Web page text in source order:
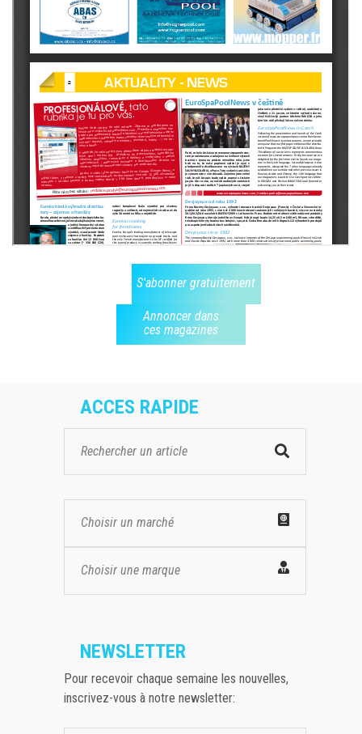
S'abonner gratuitement
Annoncer dans
ces magazines
ACCES RAPIDE
Choisir un marché
Choisir une marque
NEWSLETTER
Pour recevoir chaque semaine les nouvelles,
inscrivez-vous à notre newsletter: